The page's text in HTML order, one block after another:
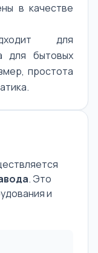
в качестве
для
для бытовых
простота
. Это
и